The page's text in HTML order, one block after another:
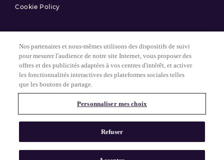
Cookie Policy
© 2025 Match Group.
Conditions d'utilisation
Politique de confidentialité
Tous droits réservés. MATCH GROUP, le logo MG et le fil bleu-gris
MG sont des marques déposées de Match Group Americas, LLC.
Toutes les autres marques sont la propriété de leurs détenteurs
Nos partenaires et nous-mêmes utilisons des dispositifs de suivi
pour mesurer l'audience de notre site Internet, vous proposer des
offres et des publicités adaptées à vos centres d'intérêt, et activer
les fonctionnalités interactives des plateformes sociales telles
que les boutons de partage.
Personnaliser mes choix
Refuser